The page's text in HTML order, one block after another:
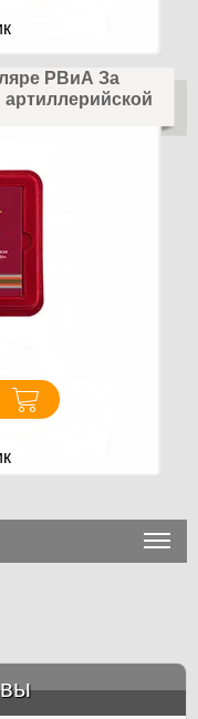
РВиА За